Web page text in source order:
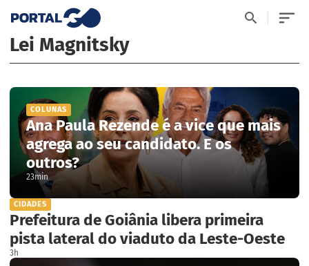
Lei Magnitsky
COLUNAS
Ana Paula Rezende é a vice que mais
agrega ao seu candidato. E os
outros?
23min
CIDADES
Prefeitura de Goiânia libera primeira
pista lateral do viaduto da Leste-Oeste
3h